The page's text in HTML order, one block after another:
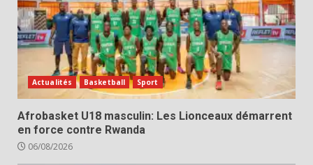
Actualités Basketball Sport
Afrobasket U18 masculin: Les Lionceaux démarrent
en force contre Rwanda
06/08/2026